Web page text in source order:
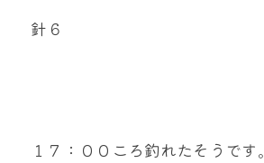
針６
１７：００ころ釣れたそうです。